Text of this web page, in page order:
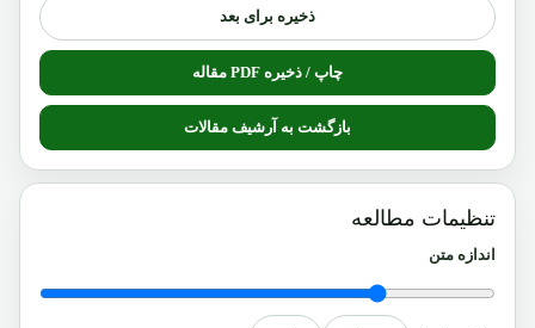
ذخیره برای بعد
چاپ / ذخیره PDF مقاله
بازگشت به آرشیف مقالات
تنظیمات مطالعه
اندازه متن